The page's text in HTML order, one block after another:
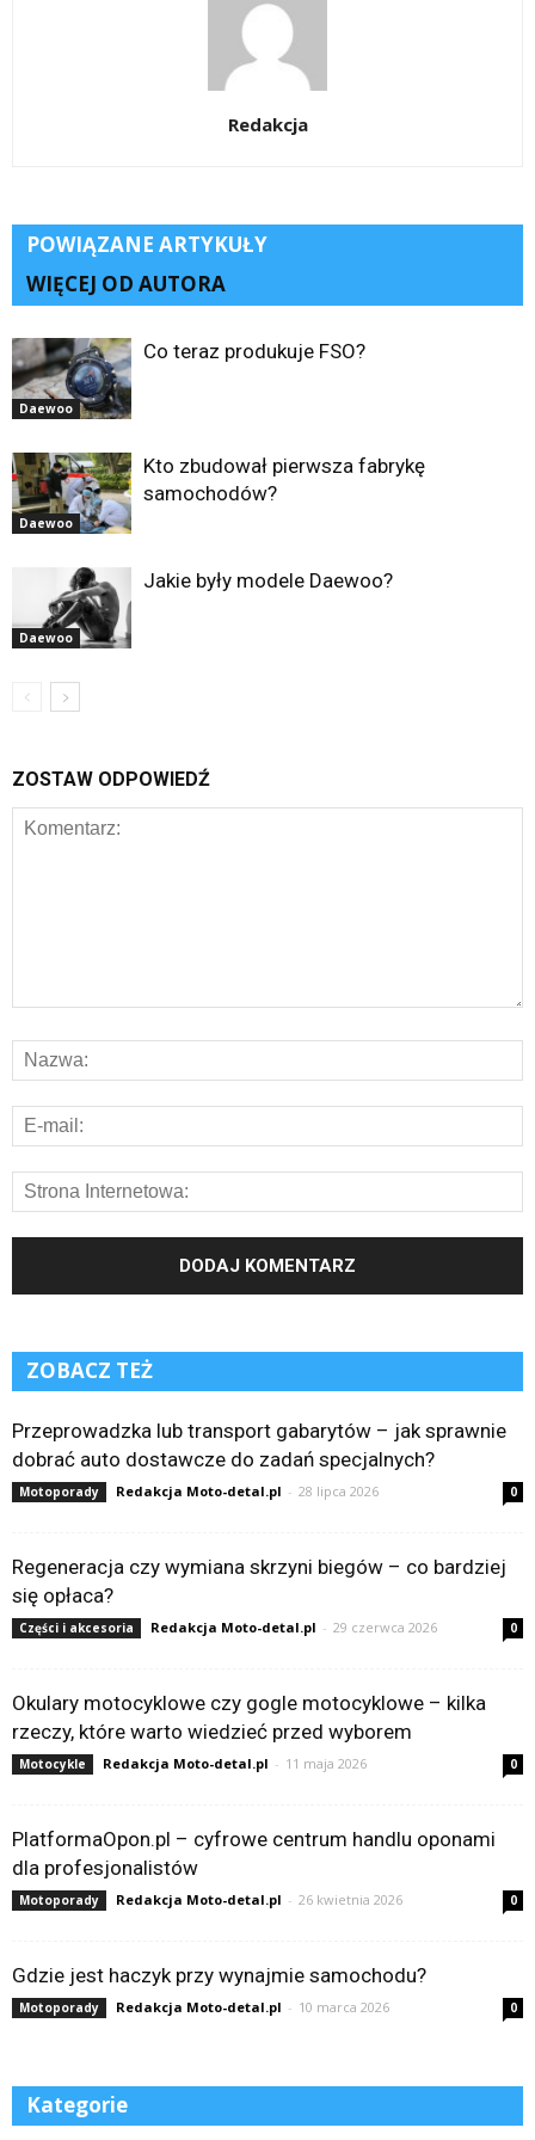
Redakcja
POWIĄZANE ARTYKUŁY
WIĘCEJ OD AUTORA
Daewoo
Co teraz produkuje FSO?
Daewoo
Kto zbudował pierwsza fabrykę
samochodów?
Daewoo
Jakie były modele Daewoo?
ZOSTAW ODPOWIEDŹ
ZOBACZ TEŻ
Przeprowadzka lub transport gabarytów – jak sprawnie
dobrać auto dostawcze do zadań specjalnych?
Motoporady Redakcja Moto-detal.pl - 28 lipca 2026 0
Regeneracja czy wymiana skrzyni biegów – co bardziej
się opłaca?
Części i akcesoria Redakcja Moto-detal.pl - 29 czerwca 2026 0
Okulary motocyklowe czy gogle motocyklowe – kilka
rzeczy, które warto wiedzieć przed wyborem
Motocykle Redakcja Moto-detal.pl - 11 maja 2026 0
PlatformaOpon.pl – cyfrowe centrum handlu oponami
dla profesjonalistów
Motoporady Redakcja Moto-detal.pl - 26 kwietnia 2026 0
Gdzie jest haczyk przy wynajmie samochodu?
Motoporady Redakcja Moto-detal.pl - 10 marca 2026 0
Kategorie